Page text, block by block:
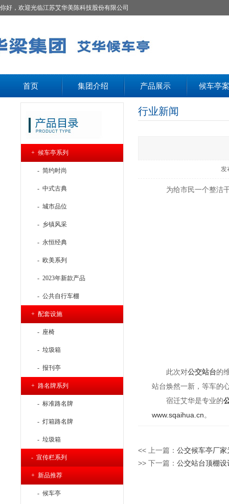
你好，欢迎光临江苏艾华美陈科技股份有限公司
首页 集团介绍 产品展示 候车亭
+ 候车亭系列
- 简约时尚
- 中式古典
- 城市品位
- 乡镇风采
- 永恒经典
- 欧美系列
- 2023年新款产品
- 公共自行车棚
+ 配套设施
- 座椅
- 垃圾箱
- 报刊亭
+ 路名牌系列
- 标准路名牌
- 灯箱路名牌
- 垃圾箱
- 宣传栏系列
+ 新品推荐
- 候车亭
行业新闻
发
为给市民一个整洁
此次对公交站台的
站台焕然一新，等车的
宿迁艾华是专业的
www.sqaihua.cn。
<< 上一篇： 公交候车亭厂
>> 下一篇： 公交站台顶棚